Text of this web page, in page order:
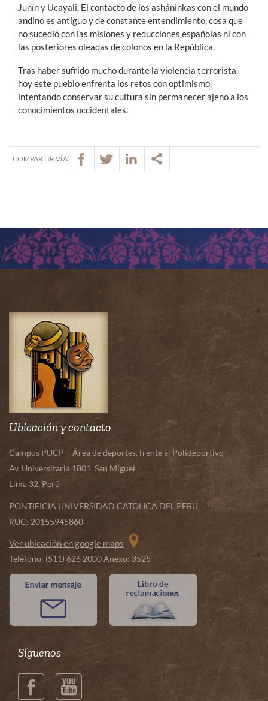
Junín y Ucayali. El contacto de los asháninkas con el mundo
andino es antiguo y de constante entendimiento, cosa que
no sucedió con las misiones y reducciones españolas ni con
las posteriores oleadas de colonos en la República.
Tras haber sufrido mucho durante la violencia terrorista,
hoy este pueblo enfrenta los retos con optimismo,
intentando conservar su cultura sin permanecer ajeno a los
conocimientos occidentales.
COMPARTIR VÍA:
Ubicación y contacto
Campus PUCP – Área de deportes, frente al Polideportivo
Av. Universitaria 1801, San Miguel
Lima 32, Perú
PONTIFICIA UNIVERSIDAD CATOLICA DEL PERU
RUC: 20155945860
Ver ubicación en google maps
Teléfono: (511) 626 2000 Anexo: 3525
Síguenos